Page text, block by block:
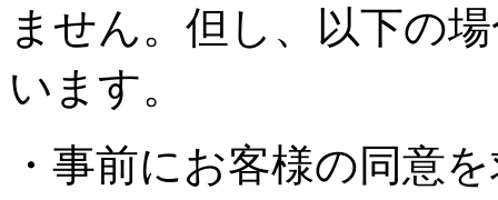
ません。但し、以下の
います。
・事前にお客様の同意